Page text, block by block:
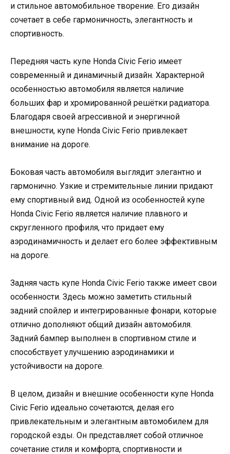
и стильное автомобильное творение. Его дизайн
сочетает в себе гармоничность, элегантность и
спортивность.
Передняя часть купе Honda Civic Ferio имеет
современный и динамичный дизайн. Характерной
особенностью автомобиля является наличие
больших фар и хромированной решётки радиатора.
Благодаря своей агрессивной и энергичной
внешности, купе Honda Civic Ferio привлекает
внимание на дороге.
Боковая часть автомобиля выглядит элегантно и
гармонично. Узкие и стремительные линии придают
ему спортивный вид. Одной из особенностей купе
Honda Civic Ferio является наличие плавного и
скругленного профиля, что придает ему
аэродинамичность и делает его более эффективным
на дороге.
Задняя часть купе Honda Civic Ferio также имеет свои
особенности. Здесь можно заметить стильный
задний спойлер и интегрированные фонари, которые
отлично дополняют общий дизайн автомобиля.
Задний бампер выполнен в спортивном стиле и
способствует улучшению аэродинамики и
устойчивости на дороге.
В целом, дизайн и внешние особенности купе Honda
Civic Ferio идеально сочетаются, делая его
привлекательным и элегантным автомобилем для
городской езды. Он представляет собой отличное
сочетание стиля и комфорта, спортивности и